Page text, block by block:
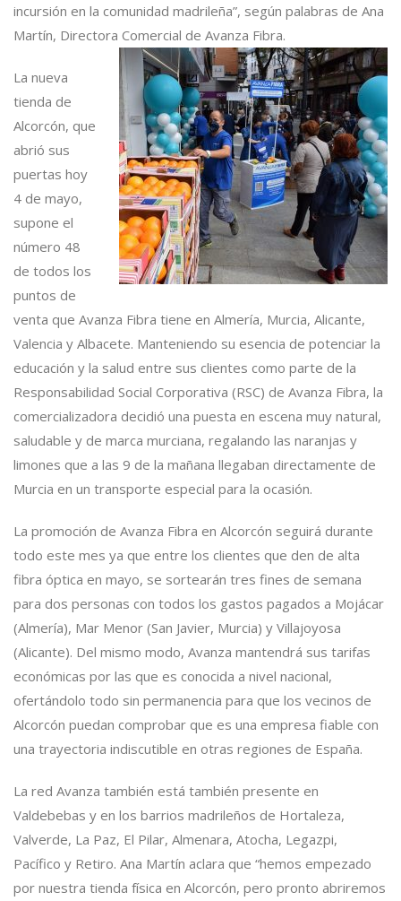
incursión en la comunidad madrileña”, según palabras de Ana
Martín, Directora Comercial de Avanza Fibra.
La nueva
tienda de
Alcorcón, que
abrió sus
puertas hoy
4 de mayo,
supone el
número 48
de todos los
puntos de
venta que Avanza Fibra tiene en Almería, Murcia, Alicante,
Valencia y Albacete. Manteniendo su esencia de potenciar la
educación y la salud entre sus clientes como parte de la
Responsabilidad Social Corporativa (RSC) de Avanza Fibra, la
comercializadora decidió una puesta en escena muy natural,
saludable y de marca murciana, regalando las naranjas y
limones que a las 9 de la mañana llegaban directamente de
Murcia en un transporte especial para la ocasión.
La promoción de Avanza Fibra en Alcorcón seguirá durante
todo este mes ya que entre los clientes que den de alta
fibra óptica en mayo, se sortearán tres fines de semana
para dos personas con todos los gastos pagados a Mojácar
(Almería), Mar Menor (San Javier, Murcia) y Villajoyosa
(Alicante). Del mismo modo, Avanza mantendrá sus tarifas
económicas por las que es conocida a nivel nacional,
ofertándolo todo sin permanencia para que los vecinos de
Alcorcón puedan comprobar que es una empresa fiable con
una trayectoria indiscutible en otras regiones de España.
La red Avanza también está también presente en
Valdebebas y en los barrios madrileños de Hortaleza,
Valverde, La Paz, El Pilar, Almenara, Atocha, Legazpi,
Pacífico y Retiro. Ana Martín aclara que “hemos empezado
por nuestra tienda física en Alcorcón, pero pronto abriremos